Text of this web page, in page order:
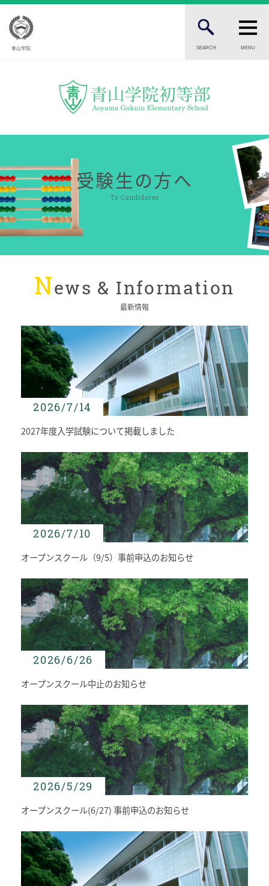
青山学院 SEARCH MENU
児童・保護者の方へ
受験生の方へ
一般の方へ
INTRODUCTION
学校紹介
初等部の歴史
特色ある教育
EDUCATION
教育の特色・紹介
教育課程
初等部の学習
国際交流
ICTを活用した授業
国内短期留学
SCHOOL LIFE
スクールライフ
スクールカレンダー
クラブ活動
総合活動
施設・設備紹介
制服紹介
家庭との連携
安全な生活への取り組み
健康な学校生活への取り組み
毎日の食事に心をこめて
入試・入学案内
入学試験日程
学校説明会
オープンスクール
入学金・学費一覧
よくあるご質問
INFORMATION
総合案内
ニュース・トピック一覧
受験生の方へ
To Candidates
News & Information
最新情報
2026/7/14
2027年度入学試験について掲載しました
2026/7/10
オープンスクール（9/5）事前申込のお知らせ
2026/6/26
オープンスクール中止のお知らせ
2026/5/29
オープンスクール(6/27) 事前申込のお知らせ